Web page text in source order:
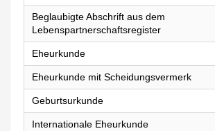
Beglaubigte Abschrift aus dem
Lebenspartnerschaftsregister
Eheurkunde
Eheurkunde mit Scheidungsvermerk
Geburtsurkunde
Internationale Eheurkunde